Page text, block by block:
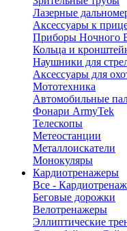
Лазерные
Аксессуары к
Приборы Ночного
Кольца и
Наушники для
Аксессуары для
Мототехника
Автомобильные
Фонари ArmyTek
Телескопы
Метеостанции
Металлоискатели
Монокуляры
Кардиотренажеры
Все -
Беговые дорожки
Велотренажеры
Эллиптические